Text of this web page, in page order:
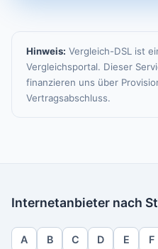
Hinweis: Vergleich-DSL ist
Vergleichsportal. Dieser
finanzieren uns über
Vertragsabschluss.
Internetanbieter nach
A B C D E F